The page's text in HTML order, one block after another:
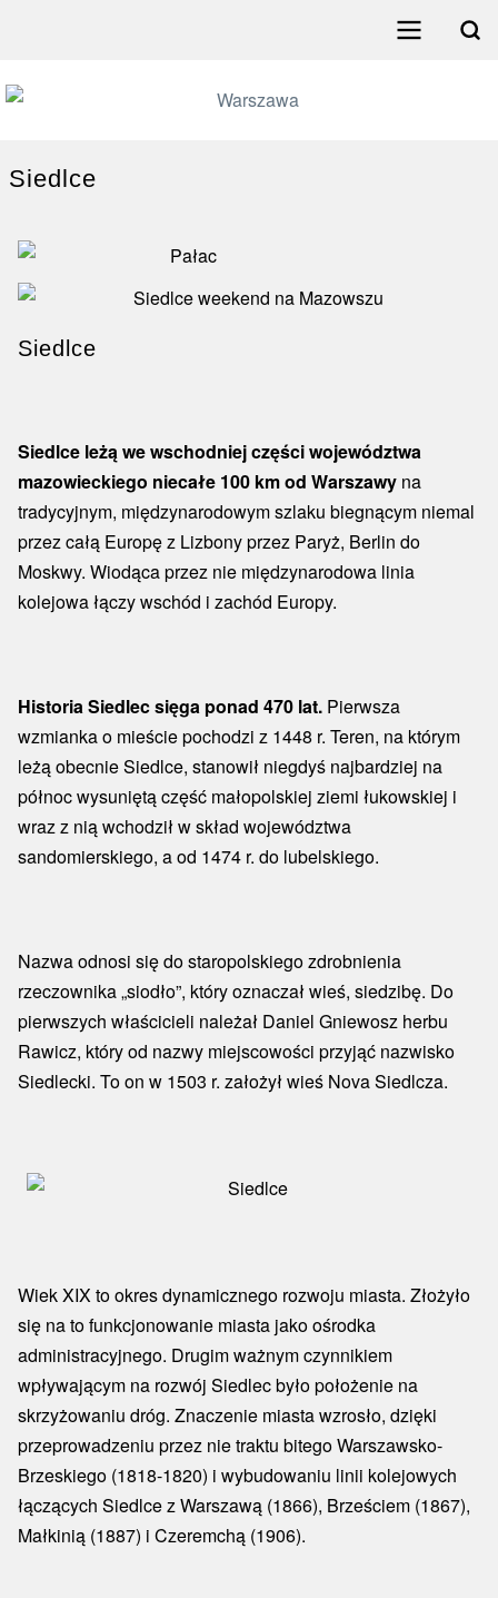
Menu
Siedlce
Siedlce
Siedlce leżą we wschodniej części województwa
mazowieckiego niecałe 100 km od Warszawy na
tradycyjnym, międzynarodowym szlaku biegnącym niemal
przez całą Europę z Lizbony przez Paryż, Berlin do
Moskwy. Wiodąca przez nie międzynarodowa linia
kolejowa łączy wschód i zachód Europy.
Historia Siedlec sięga ponad 470 lat. Pierwsza
wzmianka o mieście pochodzi z 1448 r. Teren, na którym
leżą obecnie Siedlce, stanowił niegdyś najbardziej na
północ wysuniętą część małopolskiej ziemi łukowskiej i
wraz z nią wchodził w skład województwa
sandomierskiego, a od 1474 r. do lubelskiego.
Nazwa odnosi się do staropolskiego zdrobnienia
rzeczownika „siodło”, który oznaczał wieś, siedzibę. Do
pierwszych właścicieli należał Daniel Gniewosz herbu
Rawicz, który od nazwy miejscowości przyjąć nazwisko
Siedlecki. To on w 1503 r. założył wieś Nova Siedlcza.
Wiek XIX to okres dynamicznego rozwoju miasta. Złożyło
się na to funkcjonowanie miasta jako ośrodka
administracyjnego. Drugim ważnym czynnikiem
wpływającym na rozwój Siedlec było położenie na
skrzyżowaniu dróg. Znaczenie miasta wzrosło, dzięki
przeprowadzeniu przez nie traktu bitego Warszawsko-
Brzeskiego (1818-1820) i wybudowaniu linii kolejowych
łączących Siedlce z Warszawą (1866), Brześciem (1867),
Małkinią (1887) i Czeremchą (1906).